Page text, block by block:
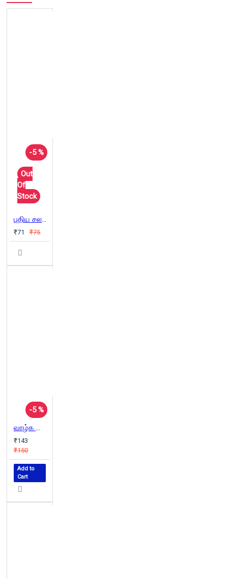
-5 %
Out
Of
Stock
புதிய சலனங்கள்
₹71 ₹75
-5 %
வாழ்க வாழ்க
₹143
₹150
Add to
Cart